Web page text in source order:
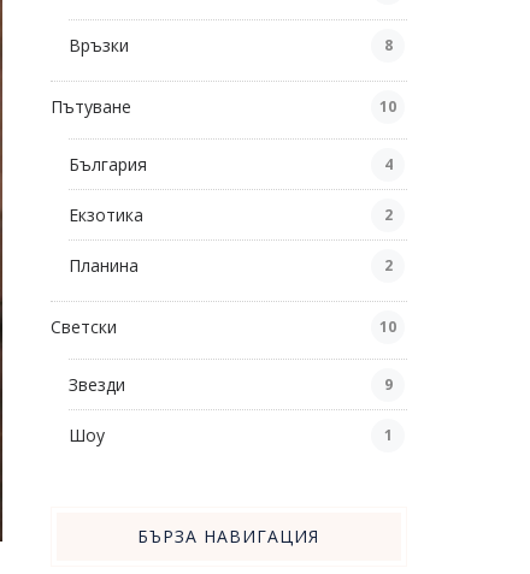
Връзки 8
Пътуване 10
България 4
Екзотика 2
Планина 2
Светски 10
Звезди 9
Шоу 1
БЪРЗА НАВИГАЦИЯ